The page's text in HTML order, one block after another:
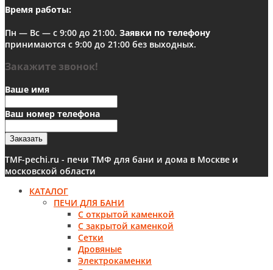
Время работы:
Пн — Вс — с 9:00 до 21:00. Заявки по телефону
принимаются с 9:00 до 21:00 без выходных.
Закажите звонок!
Ваше имя
Ваш номер телефона
Заказать
TMF-pechi.ru - печи ТМФ для бани и дома в Москве и
московской области
КАТАЛОГ
ПЕЧИ ДЛЯ БАНИ
С открытой каменкой
С закрытой каменкой
Сетки
Дровяные
Электрокаменки